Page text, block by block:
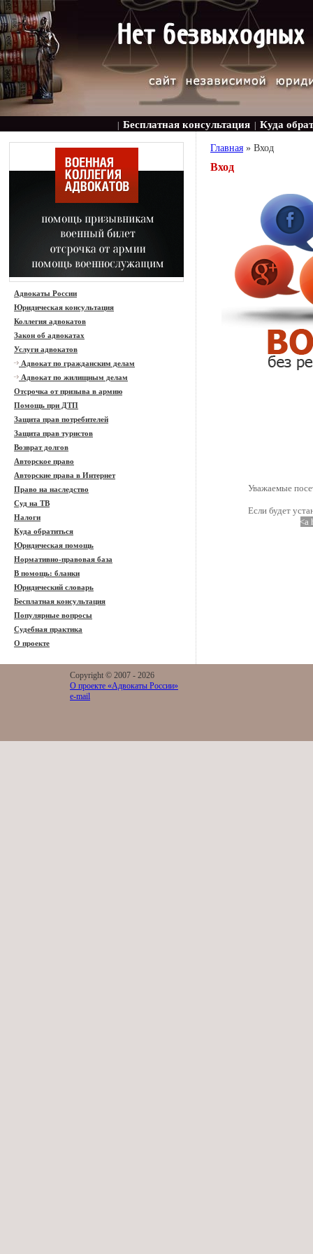
Бесплатная консультация Куда
Адвокаты России
Юридическая консультация
Коллегия адвокатов
Закон об адвокатах
Услуги адвокатов
Адвокат по гражданским делам
Адвокат по жилищным делам
Отсрочка от призыва в армию
Помощь при ДТП
Защита прав потребителей
Защита прав туристов
Возврат долгов
Авторское право
Авторские права в Интернет
Право на наследство
Суд на ТВ
Налоги
Куда обратиться
Юридическая помощь
Нормативно-правовая база
В помощь: бланки
Юридический словарь
Бесплатная консультация
Популярные вопросы
Судебная практика
О проекте
Главная » Вход
Вход
Уважаемые
Если будет
<a
Copyright © 2007 - 2026
О проекте «Адвокаты России»
e-mail